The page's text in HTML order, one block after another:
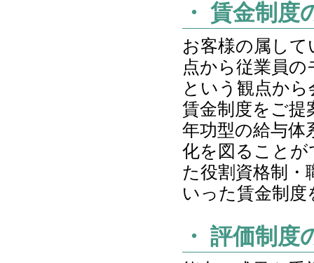
・ 賃金制度
お客様の属し
点から従業員
という観点か
賃金制度をご提
年功型の給与体
化を図ることが
た役割資格制・
いった賃金制
・ 評価制度